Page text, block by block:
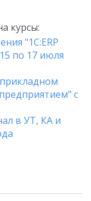
курсы:
"1С:ERP
по 17 июля
с
в УТ, КА и